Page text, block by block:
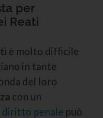
per
Reati
è molto difficile
in tante
del loro
con un
diritto penale può